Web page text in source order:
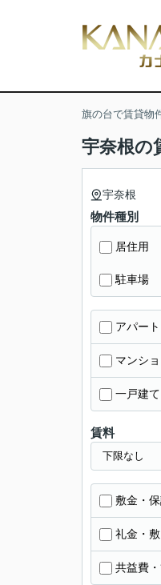
旗の台で賃貸物
宇奈根の
宇奈根
物件種別
居住用
駐車場
アパート
マンシ
一戸建て
賃料
敷金・
礼金・
共益費